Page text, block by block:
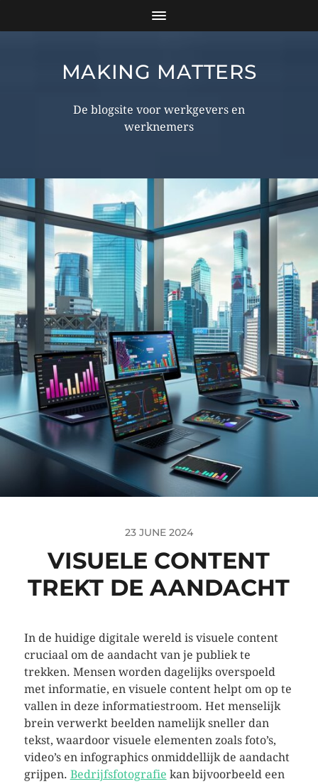
MAKING MATTERS
De blogsite voor werkgevers en
werknemers
23 JUNE 2024
VISUELE CONTENT
TREKT DE AANDACHT
In de huidige digitale wereld is visuele content
cruciaal om de aandacht van je publiek te
trekken. Mensen worden dagelijks overspoeld
met informatie, en visuele content helpt om op te
vallen in deze informatiestroom. Het menselijk
brein verwerkt beelden namelijk sneller dan
tekst, waardoor visuele elementen zoals foto’s,
video’s en infographics onmiddellijk de aandacht
grijpen. Bedrijfsfotografie kan bijvoorbeeld een